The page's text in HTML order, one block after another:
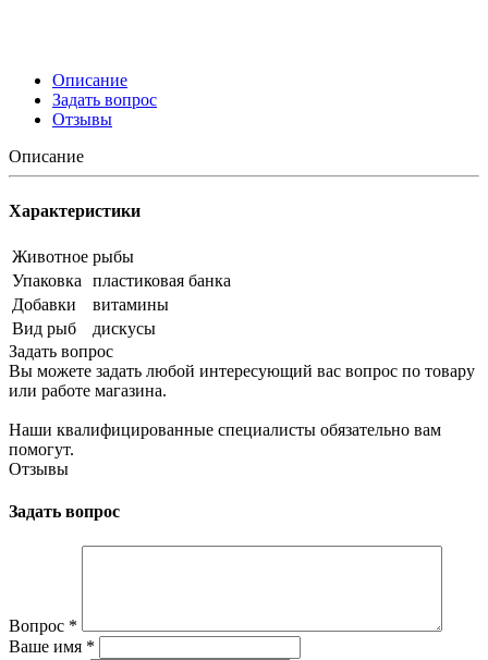
Описание
Задать вопрос
Отзывы
Описание
Характеристики
Животное рыбы
Упаковка
пластиковая банка
Добавки
витамины
Вид рыб
дискусы
Задать вопрос
Вы можете задать любой интересующий вас вопрос по товару
или работе магазина.
Наши квалифицированные специалисты обязательно вам
помогут.
Отзывы
Задать вопрос
Вопрос *
Ваше имя *